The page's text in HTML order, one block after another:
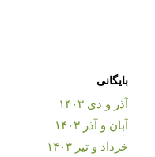
بایگانی
آذر و دی ۱۴۰۳
آبان و آذر ۱۴۰۳
خرداد و تیر ۱۴۰۳